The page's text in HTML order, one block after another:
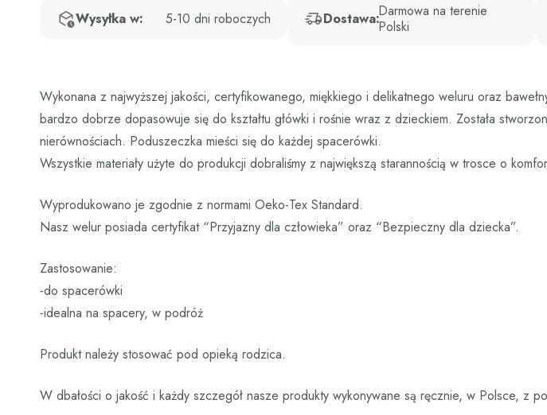
Wysyłka w: 5-10 dni roboczych Dostawa:Darmowa na terenie
Polski
Wykonana z najwyższej jakości, certyfikowanego, miękkiego i delikatnego weluru oraz
bardzo dobrze dopasowuje się do kształtu główki i rośnie wraz z dzieckiem. Została
nierównościach. Poduszeczka mieści się do każdej spacerówki.
Wszystkie materiały użyte do produkcji dobraliśmy z największą starannością w trosce o
Wyprodukowano je zgodnie z normami Oeko-Tex Standard.
Nasz welur posiada certyfikat “Przyjazny dla człowieka” oraz “Bezpieczny dla dziecka”.
Zastosowanie:
-do spacerówki
-idealna na spacery, w podróż
Produkt należy stosować pod opieką rodzica.
W dbałości o jakość i każdy szczegół nasze produkty wykonywane są ręcznie, w Polsce, z